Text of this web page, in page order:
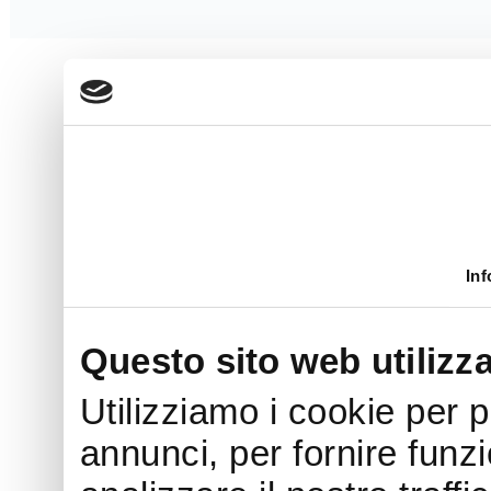
Questo sito web
Utilizziamo i cookie per
annunci, per fornire